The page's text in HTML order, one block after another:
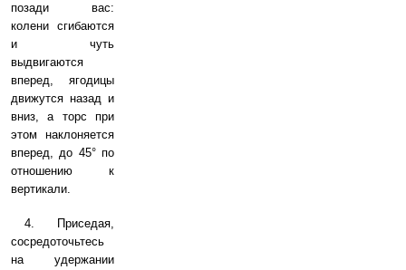
позади вас:
колени сгибаются
и чуть
выдвигаются
вперед, ягодицы
движутся назад и
вниз, а торс при
этом наклоняется
вперед, до 45° по
отношению к
вертикали.
4. Приседая,
сосредоточьтесь
на удержании